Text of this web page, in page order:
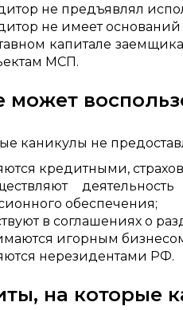
не предъявлял
не имеет
капитале
МСП.
может
каникулы не
кредитными,
обеспечения;
в соглашениях о
игорным
нерезидентами РФ.
на которые